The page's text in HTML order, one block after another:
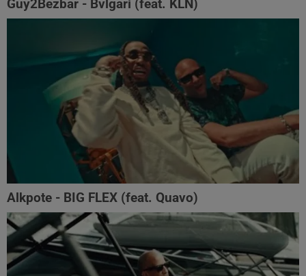
Guy2Bezbar - Bvlgari (feat. KLN)
Alkpote - BIG FLEX (feat. Quavo)